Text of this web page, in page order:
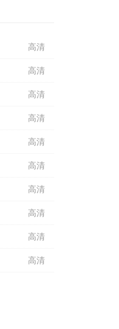
高清
高清
高清
高清
高清
高清
高清
高清
高清
高清